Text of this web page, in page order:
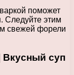
поможет
Следуйте этим
свежей форели
суп